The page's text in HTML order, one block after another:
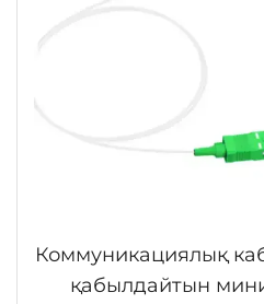
Коммуникациялық
қабылдайтын